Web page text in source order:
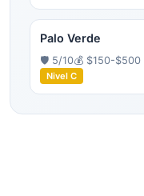
Palo Verde
🛡️ 5/10💰 $150-$500
Nivel C